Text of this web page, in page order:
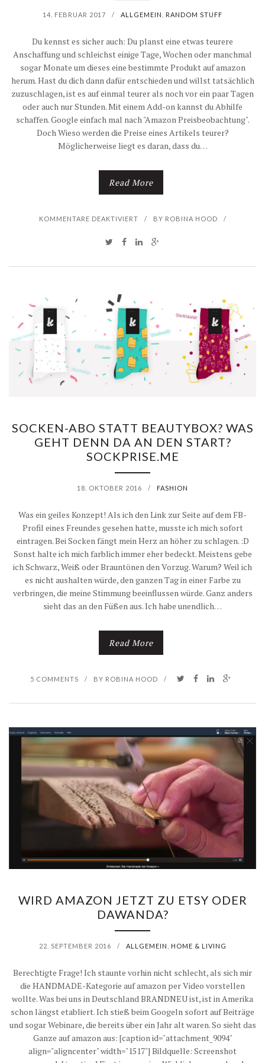
Z
R
A
D
R
E
S
E
U
D
E
S
L
S
T
E
R
G
–
P
A
H
Ä
R
E
C
T
N
14. FEBRUAR 2017 / ALLGEMEIN RANDOM STUFF
Du kennst es sicher auch: Du planst eine etwas teurere
Anschaffung und schleichst einige Tage, Wochen oder manchmal
sogar Monate um dieses eine bestimmte Produkt auf amazon
herum. Hast du dich dann dafür entschieden und willst tatsächlich
zuzuschlagen, ist es auf einmal teurer als noch vor ein paar Tagen
oder auch nur Stunden. Mit einem Add-on kannst du Abhilfe
schaffen. Google einfach mal nach "Amazon Preisbeobachtung".
Doch Wieso werden die Preise eines Artikels teurer?
Möglicherweise liegt es daran, dass du…
Read More
KOMMENTARE DEAKTIVIERTF
Ü
R
A
Z
R
S
O
A
U
N
G
…
B
E
S
E
M
I
T
K
/ BY ROBINA HOOD /
SOCKEN-ABO STATT BEAUTYBOX? WAS
GEHT DENN DA AN DEN START?
SOCKPRISE.ME
18. OKTOBER 2016 / FASHION
Was ein geiles Konzept! Als ich den Link zur Seite auf dem FB-
Profil eines Freundes gesehen hatte, musste ich mich sofort
eintragen. Bei Socken fängt mein Herz an höher zu schlagen. :D
Sonst halte ich mich farblich immer eher bedeckt. Meistens gebe
ich Schwarz, Weiß oder Brauntönen den Vorzug. Warum? Weil ich
es nicht aushalten würde, den ganzen Tag in einer Farbe zu
verbringen, die meine Stimmung beeinflussen würde. Ganz anders
sieht das an den Füßen aus. Ich habe unendlich…
Read More
5 COMMENTS / BY ROBINA HOOD /
WIRD AMAZON JETZT ZU ETSY ODER
DAWANDA?
22. SEPTEMBER 2016 / ALLGEMEIN HOME & LIVING
Berechtigte Frage! Ich staunte vorhin nicht schlecht, als sich mir
die HANDMADE-Kategorie auf amazon per Video vorstellen
wollte. Was bei uns in Deutschland BRANDNEU ist, ist in Amerika
schon längst etabliert. Ich stieß beim Googeln sofort auf Beiträge
und sogar Webinare, die bereits über ein Jahr alt waren. So sieht das
Ganze auf amazon aus: [caption id="attachment_9094"
align="aligncenter" width="1517"] Bildquelle: Screenshot